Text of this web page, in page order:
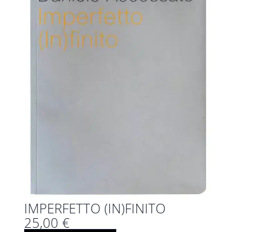
IMPERFETTO (IN)FINITO
25,00 €